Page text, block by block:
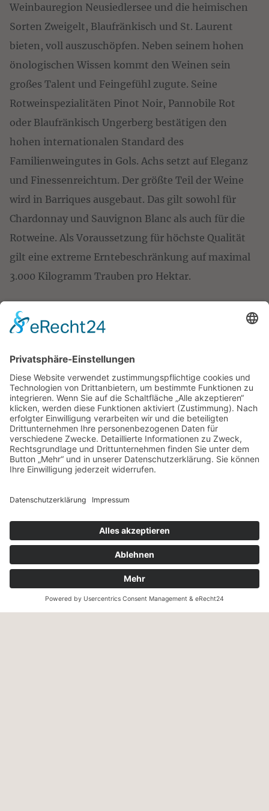
Weinbauregion Neusiedlersee und die heimischen
Sorten Zweigelt, Blaufränkisch und St. Laurent
bieten, voll auszuschöpfen. Neben seinem hohen
önologischen Wissen kommt den Weinen sein
großes Talent und Feingefühl zugute. Seine
Rotweinspezialitäten Pinot Noir, Pannobile Rot
oder Blaufränkisch Ungerberg bestätigen den
hohen internationalen Standard des
Familienweingutes in Gols. Achs setzt auf Eleganz
und Finessenreichtum. Der größte Teil der Weine
wird in Barriques ausgebaut. Das gilt sowohl für
Chardonnay und Sauvignon Blanc als auch für die
Rotwein­e. Als Voraussetzung für höchste Qualität
gilt eine extreme Erntebeschränkung auf maximal
3.000 Kilogramm Trauben pro Hektar.
NEWSLETTER
ANMELDEN
VERSANDART & ZAHLUNG
Wir versenden innerhalb Deutschland mit UPS – ab einem
Wir akzeptieren Zahlung per Kreditkarte, PayPal, Sepa-
Lastschrift und Vorkasse sowie Zahlung auf Rechnung (für
freigeschaltete Stammkunden).